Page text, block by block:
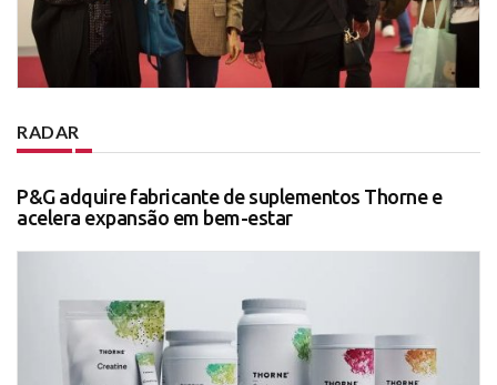
RADAR
P&G adquire fabricante de suplementos Thorne e
acelera expansão em bem-estar